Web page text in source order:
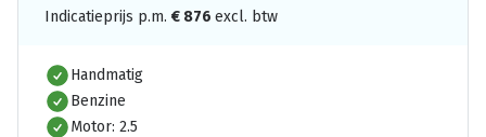
Indicatieprijs p.m. € 876 excl. btw
Handmatig
Benzine
Motor: 2.5